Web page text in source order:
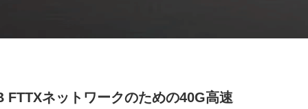
FTTXネットワークのための40G高速